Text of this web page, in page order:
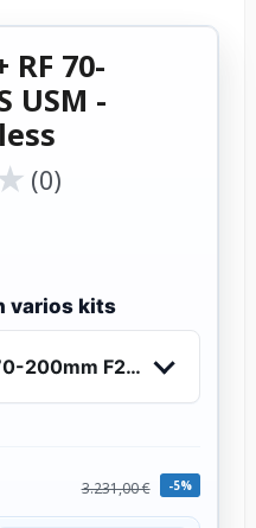
RF 70-
USM -
(0)
varios kits
200mm F2.8 L IS USM
3.231,00 € -5%